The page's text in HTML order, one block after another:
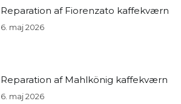
Reparation af Fiorenzato kaffekværn
6. maj 2026
Reparation af Mahlkönig kaffekværn
6. maj 2026